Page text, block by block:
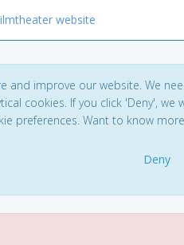
website
and improve our website. We
cookies. If you click 'Deny',
preferences. Want to know
Deny